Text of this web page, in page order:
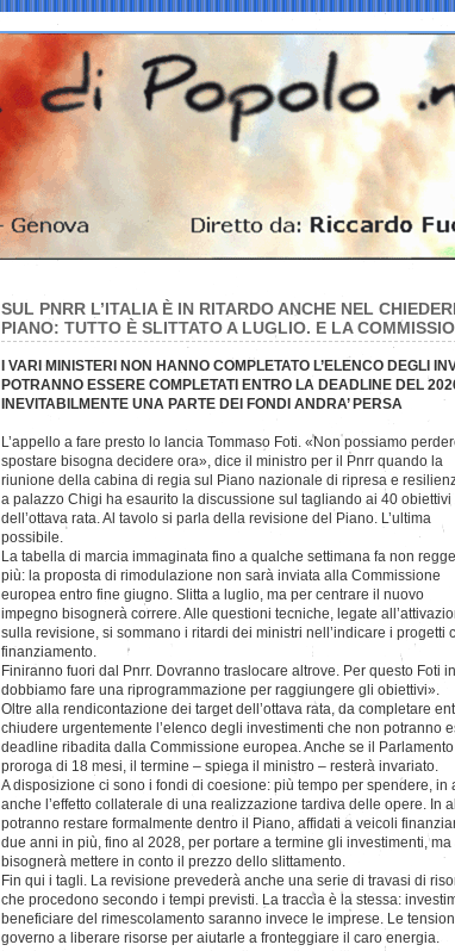
SUL PNRR L’ITALIA È IN RITARDO ANCHE NEL
PIANO: TUTTO È SLITTATO A LUGLIO. E LA
I VARI MINISTERI NON HANNO COMPLETATO L’ELENCO DEGLI
POTRANNO ESSERE COMPLETATI ENTRO LA DEADLINE DEL
INEVITABILMENTE UNA PARTE DEI FONDI ANDRA’ PERSA
L’appello a fare presto lo lancia Tommaso Foti. «Non possiamo
spostare bisogna decidere ora», dice il ministro per il Pnrr quando la
riunione della cabina di regia sul Piano nazionale di ripresa e
a palazzo Chigi ha esaurito la discussione sul tagliando ai 40 obiettivi
dell’ottava rata. Al tavolo si parla della revisione del Piano. L’ultima
possibile.
La tabella di marcia immaginata fino a qualche settimana fa non regge
più: la proposta di rimodulazione non sarà inviata alla Commissione
europea entro fine giugno. Slitta a luglio, ma per centrare il nuovo
impegno bisognerà correre. Alle questioni tecniche, legate
sulla revisione, si sommano i ritardi dei ministri nell’indicare i progetti
finanziamento.
Finiranno fuori dal Pnrr. Dovranno traslocare altrove. Per questo Foti
dobbiamo fare una riprogrammazione per raggiungere gli obiettivi».
Oltre alla rendicontazione dei target dell’ottava rata, da completare
chiudere urgentemente l’elenco degli investimenti che non potranno
deadline ribadita dalla Commissione europea. Anche se il
proroga di 18 mesi, il termine – spiega il ministro – resterà invariato.
A disposizione ci sono i fondi di coesione: più tempo per spendere, in
anche l’effetto collaterale di una realizzazione tardiva delle opere. In
potranno restare formalmente dentro il Piano, affidati a veicoli
due anni in più, fino al 2028, per portare a termine gli investimenti,
bisognerà mettere in conto il prezzo dello slittamento.
Fin qui i tagli. La revisione prevederà anche una serie di travasi di
che procedono secondo i tempi previsti. La traccia è la stessa:
beneficiare del rimescolamento saranno invece le imprese. Le
governo a liberare risorse per aiutarle a fronteggiare il caro energia.